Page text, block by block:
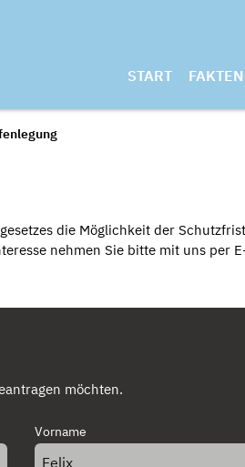
START
die Möglichkeit der
nehmen Sie bitte mit uns per
möchten.
Vorname